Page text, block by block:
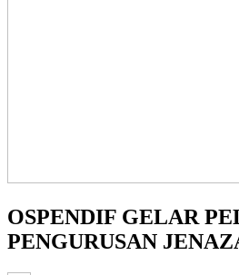
OSPENDIF GELAR
PENGURUSAN